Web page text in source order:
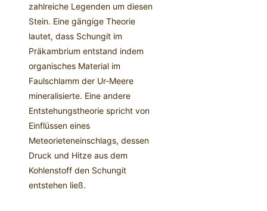
zahlreiche Legenden um diesen
Stein. Eine gängige Theorie
lautet, dass Schungit im
Präkambrium entstand indem
organisches Material im
Faulschlamm der Ur-Meere
mineralisierte. Eine andere
Entstehungstheorie spricht von
Einflüssen eines
Meteorieteneinschlags, dessen
Druck und Hitze aus dem
Kohlenstoff den Schungit
entstehen ließ.